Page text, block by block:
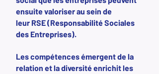
ensuite valoriser au sein de
leur RSE(Responsabilité Sociales
des Entreprises).
Les compétences émergent de la
relation et la diversité enrichit les